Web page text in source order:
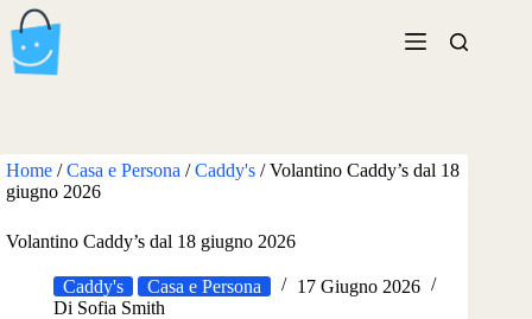
Salta
al
contenuto
Home /Casa e Persona /Caddy's /Volantino Caddy’s dal 18
giugno 2026
Volantino Caddy’s dal 18 giugno 2026
Caddy's Casa e Persona
17 Giugno 2026
Di Sofia Smith